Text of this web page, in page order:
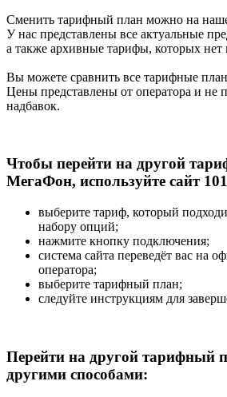
Сменить тарифный план можно на
У нас представлены все актуальные
а также архивные тарифы, которых нет
Вы можете сравнить все тарифные
Цены представлены от оператора и не
надбавок.
Чтобы перейти на другой
МегаФон, используйте сайт
выберите тариф, который
набору опций;
нажмите кнопку подключения;
система сайта переведёт вас на
оператора;
выберите тарифный план;
следуйте инструкциям для
Перейти на другой тарифный
другими способами: